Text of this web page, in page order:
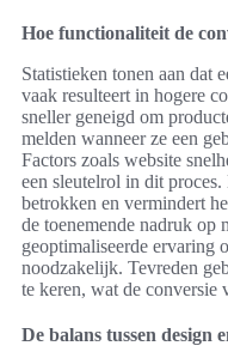
Hoe functionaliteit de
Statistieken tonen aan dat
vaak resulteert in hogere
sneller geneigd om
melden wanneer ze een
Factors zoals website
een sleutelrol in dit
betrokken en vermindert
de toenemende nadruk op
geoptimaliseerde ervaring
noodzakelijk. Tevreden
te keren, wat de conversie
De balans tussen design